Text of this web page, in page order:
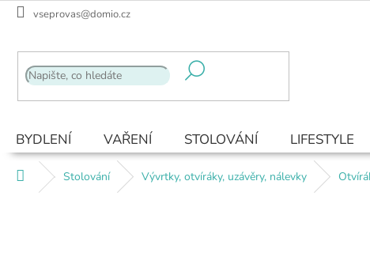
Přejít
vseprovas@domio.cz
BYDLENÍ VAŘENÍ STOLOVÁNÍ LIFESTYLE
Domů Stolování Vývrtky, otvíráky, uzávěry, nálevky